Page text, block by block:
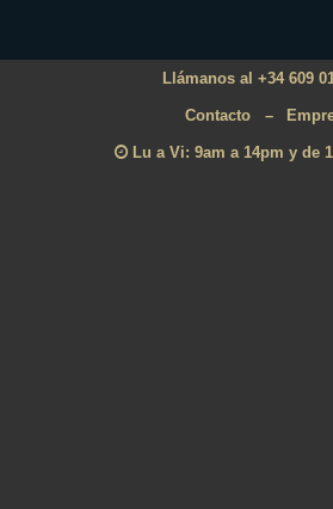
Llámanos al +34 609
Contacto –
Lu a Vi: 9am a 14pm y de